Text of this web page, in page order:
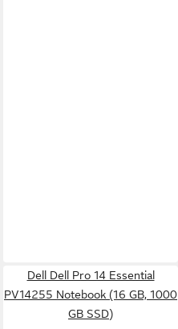
Dell Dell Pro 14 Essential
PV14255 Notebook (16 GB, 1000
GB SSD)